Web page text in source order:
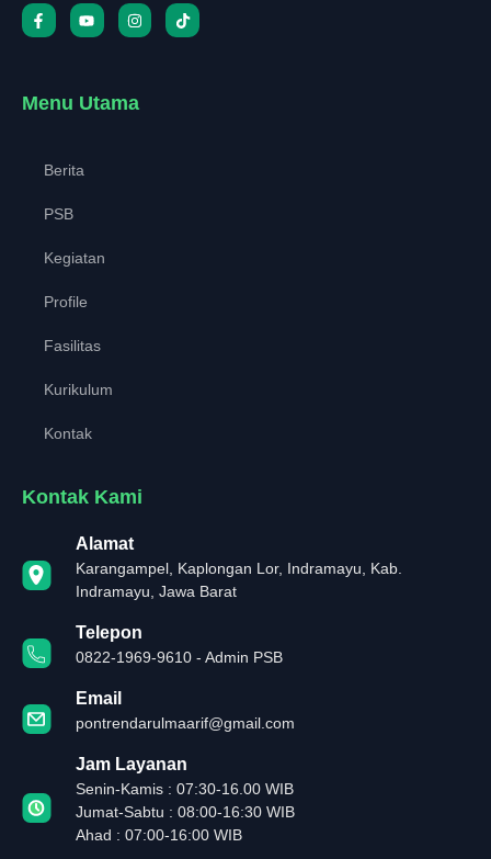
Menu Utama
Berita
PSB
Kegiatan
Profile
Fasilitas
Kurikulum
Kontak
Kontak Kami
Alamat
Karangampel, Kaplongan Lor, Indramayu, Kab.
Indramayu, Jawa Barat
Telepon
0822-1969-9610 - Admin PSB
Email
pontrendarulmaarif@gmail.com
Jam Layanan
Senin-Kamis : 07:30-16.00 WIB
Jumat-Sabtu : 08:00-16:30 WIB
Ahad : 07:00-16:00 WIB